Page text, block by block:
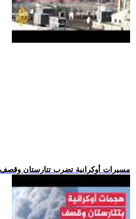
.. مسيرات أوكرانية تضرب تتارستان